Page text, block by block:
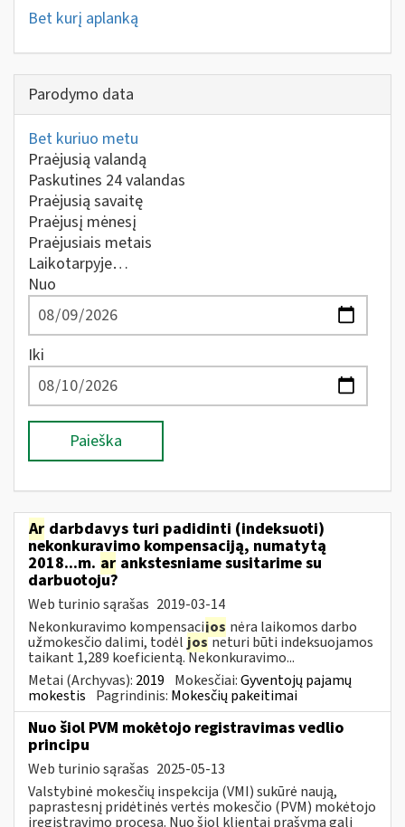
Bet kurį aplanką
Parodymo data
Bet kuriuo metu
Praėjusią valandą
Paskutines 24 valandas
Praėjusią savaitę
Praėjusį mėnesį
Praėjusiais metais
Laikotarpyje…
Nuo
Iki
Paieška
Ar darbdavys turi padidinti (indeksuoti)
nekonkuravimo kompensaciją, numatytą
2018...m. ar ankstesniame susitarime su
darbuotoju?
Web turinio sąrašas 2019-03-14
Nekonkuravimo kompensacijos nėra laikomos darbo
užmokesčio dalimi, todėl josneturi būti indeksuojamos
taikant 1,289 koeficientą. Nekonkuravimo...
Metai (Archyvas): 2019 Mokesčiai:Gyventojų pajamų
mokestis Pagrindinis: Mokesčių pakeitimai
Nuo šiol PVM mokėtojo registravimas vedlio
principu
Web turinio sąrašas 2025-05-13
Valstybinė mokesčių inspekcija (VMI) sukūrė naują,
paprastesnį pridėtinės vertės mokesčio (PVM) mokėtojo
įregistravimo procesą. Nuo šiol klientai prašymą gali